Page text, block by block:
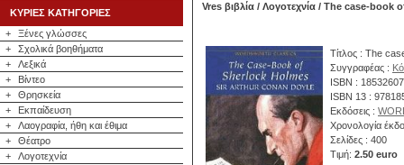
ΚΥΡΙΕΣ ΚΑΤΗΓΟΡΙΕΣ
+
Ξένες γλώσσες
+
Σχολικά βοηθήματα
+
Λεξικά
+
Βίντεο
+
Θρησκεία
+
Εκπαίδευση
+
Λαογραφία, ήθη και έθιμα
+
Θέατρο
+
Λογοτεχνία
Vres βιβλία / Λογοτεχνία / The case-book
Τίτλος : The
Συγγραφέας :
ISBN :
ISBN 13 :
Εκδόσεις :
Χρονολογία
Σελίδες : 400
Τιμή: 2.50 euro